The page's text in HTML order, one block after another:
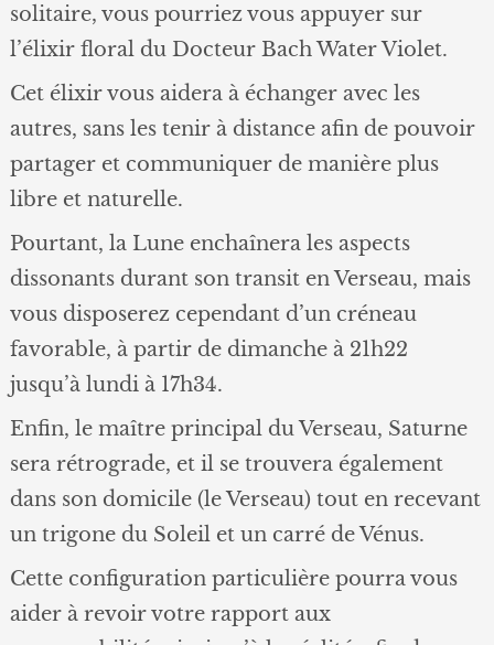
solitaire, vous pourriez vous appuyer sur
l’élixir floral du Docteur Bach Water Violet.
Cet élixir vous aidera à échanger avec les
autres, sans les tenir à distance afin de pouvoir
partager et communiquer de manière plus
libre et naturelle.
Pourtant, la Lune enchaînera les aspects
dissonants durant son transit en Verseau, mais
vous disposerez cependant d’un créneau
favorable, à partir de dimanche à 21h22
jusqu’à lundi à 17h34.
Enfin, le maître principal du Verseau, Saturne
sera rétrograde, et il se trouvera également
dans son domicile (le Verseau) tout en recevant
un trigone du Soleil et un carré de Vénus.
Cette configuration particulière pourra vous
aider à revoir votre rapport aux